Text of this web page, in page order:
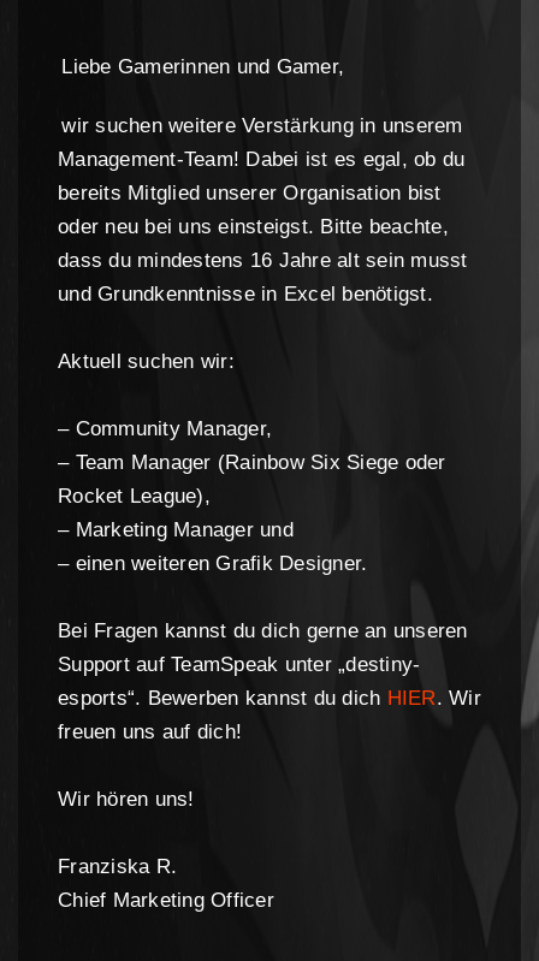
Liebe Gamerinnen und Gamer,
wir suchen weitere Verstärkung in unserem
Management-Team! Dabei ist es egal, ob du
bereits Mitglied unserer Organisation bist
oder neu bei uns einsteigst. Bitte beachte,
dass du mindestens 16 Jahre alt sein musst
und Grundkenntnisse in Excel benötigst.
Aktuell suchen wir:
– Community Manager,
– Team Manager (Rainbow Six Siege oder
Rocket League),
– Marketing Manager und
– einen weiteren Grafik Designer.
Bei Fragen kannst du dich gerne an unseren
Support auf TeamSpeak unter „destiny-
esports“. Bewerben kannst du dich HIER. Wir
freuen uns auf dich!
Wir hören uns!
Franziska R.
Chief Marketing Officer